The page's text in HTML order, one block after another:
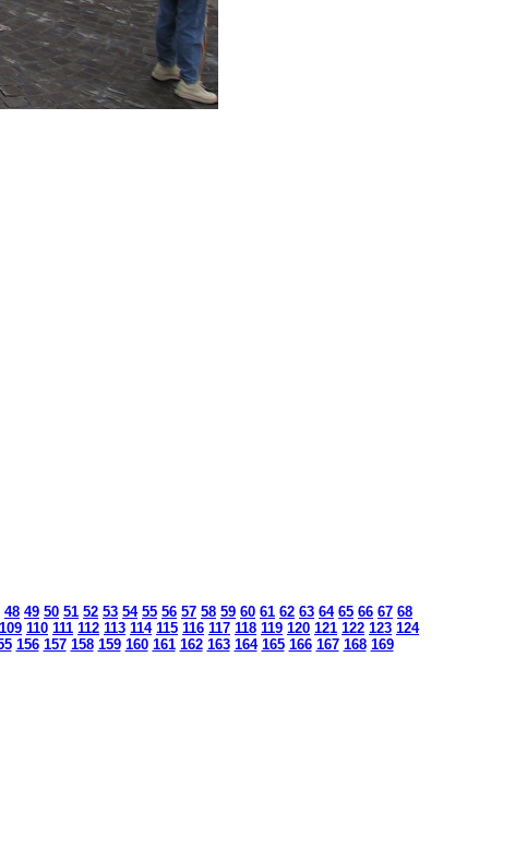
48 49 50 51 52 53 54 55 56 57 58 59 60 61 62 63 64 65 66 67 68
109 110 111 112 113 114 115 116 117 118 119 120 121 122 123 124
156 157 158 159 160 161 162 163 164 165 166 167 168 169